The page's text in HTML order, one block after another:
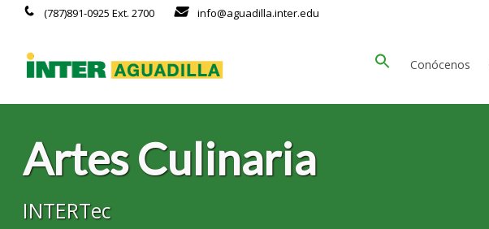
(787)891-0925 Ext. 2700 info@aguadilla.inter.edu
Conócenos
Artes Culinaria
INTERTec